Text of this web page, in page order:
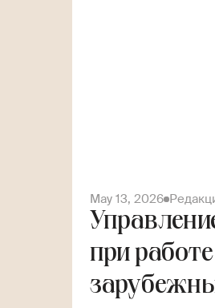
May 13, 2026
при